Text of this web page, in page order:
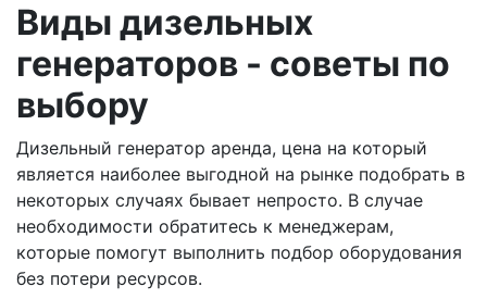
Виды дизельных
генераторов - советы по
выбору
Дизельный генератор аренда, цена на который
является наиболее выгодной на рынке подобрать в
некоторых случаях бывает непросто. В случае
необходимости обратитесь к менеджерам,
которые помогут выполнить подбор оборудования
без потери ресурсов.